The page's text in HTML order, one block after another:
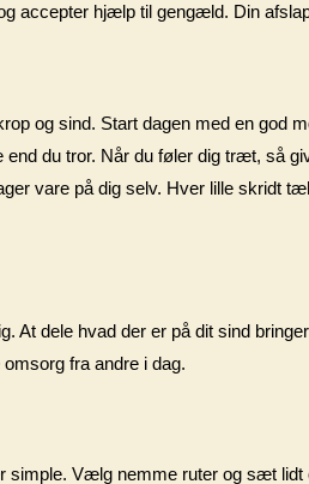
accepter hjælp til gengæld. Din
og sind. Start dagen med en god
du tror. Når du føler dig træt, så
vare på dig selv. Hver lille skridt
At dele hvad der er på dit sind
fra andre i dag.
simple. Vælg nemme ruter og sæt